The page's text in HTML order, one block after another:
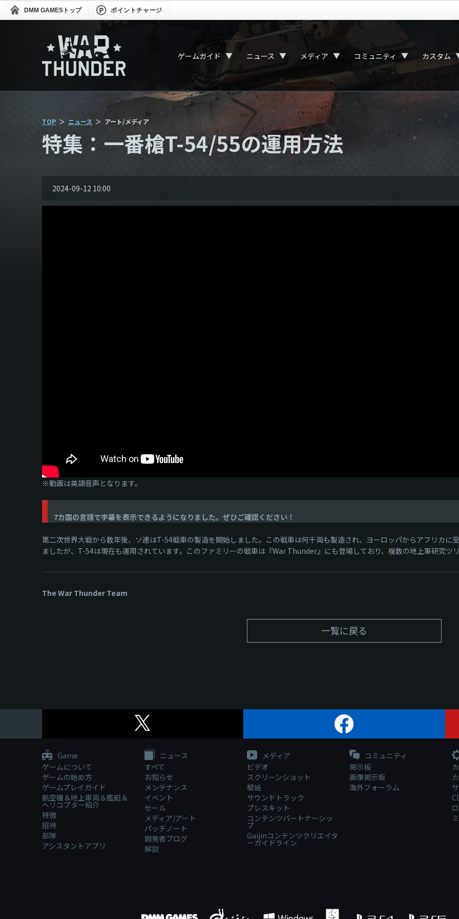
DMM GAMES トップ ポイントチャージ
ゲームガイド ▼ ニュース ▼ メディア ▼ コミュニティ ▼ カスタム
TOP ニュース アート/メディア
特集：一番槍T-54/55の運用方法
2024-09-12 10:00
※動画は英語音声となります。
7カ国の言語で字幕を表示できるようになりました。ぜひご確認ください！
第二次世界大戦から数年後、ソ連はT-54戦車の製造を開始しました。この戦車は何千両も製造され、ヨーロッパからアフリカに
ましたが、T-54は現在も運用されています。このファミリーの戦車は『War Thunder』にも登場しており、複数の地上軍研究ツ
The War Thunder Team
一覧に戻る
Game
ゲームについて
ゲームの始め方
ゲームプレイガイド
航空機＆地上車両＆艦艇＆
ヘリコプター紹介
特徴
招待
部隊
アシスタントアプリ
ニュース
すべて
お知らせ
メンテナンス
イベント
セール
メディア/アート
パッチノート
開発者ブログ
解説
メディア
ビデオ
スクリーンショット
壁紙
サウンドトラック
プレスキット
コンテンツパートナーシッ
プ
Gaijinコンテンツクリエイタ
ーガイドライン
コミュニティ
掲示板
画像掲示板
海外フォーラム